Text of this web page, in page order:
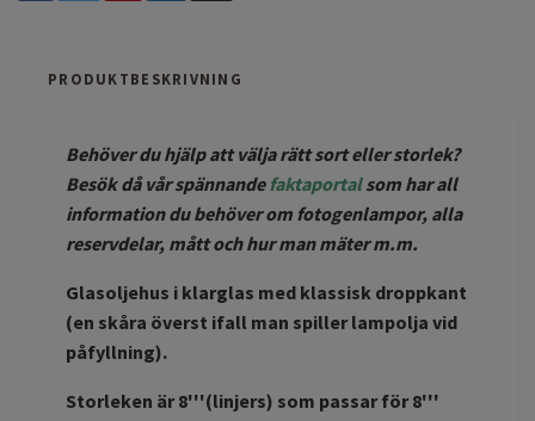
PRODUKTBESKRIVNING
Behöver du hjälp att välja rätt sort eller storlek?
Besök då vår spännande faktaportalsom har all
information du behöver om fotogenlampor, alla
reservdelar, mått och hur man mäter m.m.
Glasoljehus i klarglas med klassisk droppkant
(en skåra överst ifall man spiller lampolja vid
påfyllning).
Storleken är 8'''(linjers) som passar för 8'''